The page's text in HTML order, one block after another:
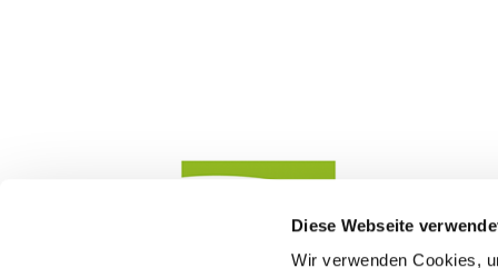
Diese Webseite
Wir verwenden Cookies,